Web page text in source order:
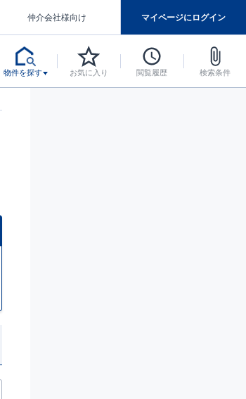
仲介会社様向け マイページにログイン
物件を探す お気に入り 閲覧履歴 検索条件